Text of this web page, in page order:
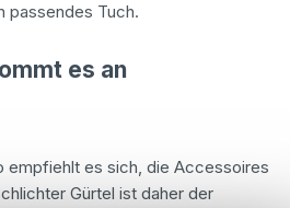
passendes Tuch.
es an
empfiehlt es sich, die Accessoires
Gürtel ist daher der